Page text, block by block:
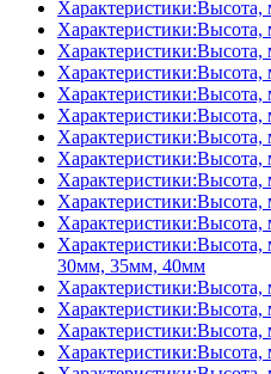
30мм, 35мм, 40мм